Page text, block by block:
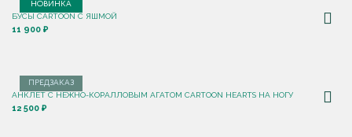
НОВИНКА
БУСЫ CARTOON С ЯШМОЙ
11 900 ₽
ПРЕДЗАКАЗ
АНКЛЕТ С НЕЖНО-КОРАЛЛОВЫМ АГАТОМ CARTOON HEARTS НА НОГУ
12 500 ₽